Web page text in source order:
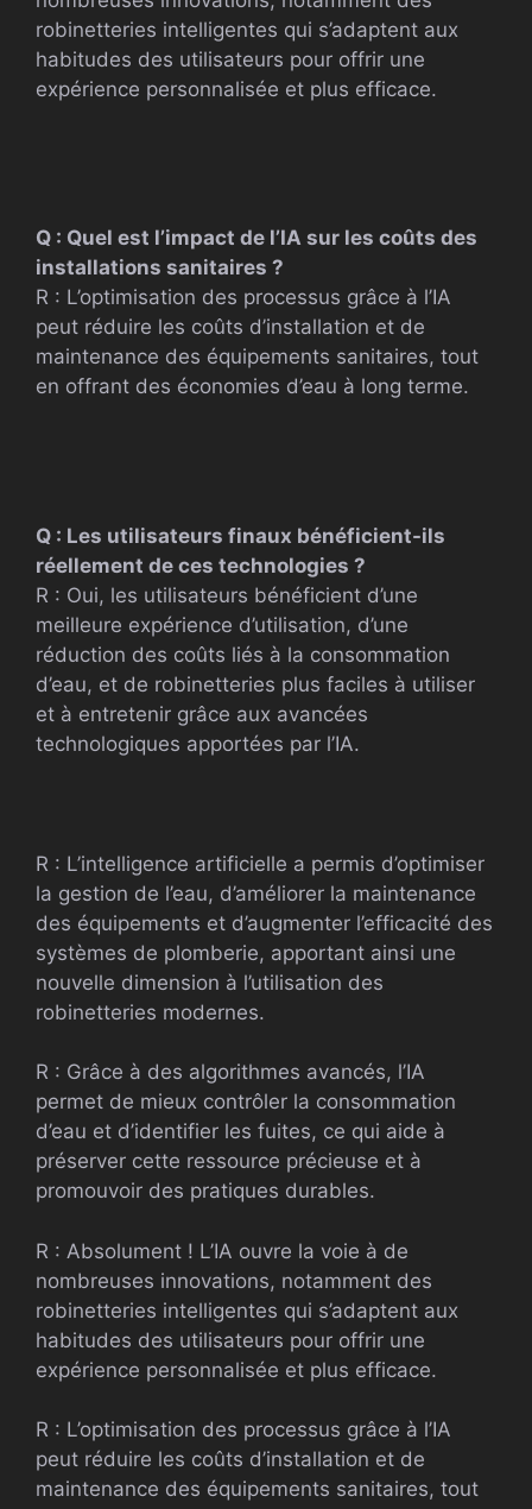
robinetteries intelligentes qui s’adaptent aux
habitudes des utilisateurs pour offrir une
expérience personnalisée et plus efficace.
Q : Quel est l’impact de l’IA sur les coûts des
installations sanitaires ?
R : L’optimisation des processus grâce à l’IA
peut réduire les coûts d’installation et de
maintenance des équipements sanitaires, tout
en offrant des économies d’eau à long terme.
Q : Les utilisateurs finaux bénéficient-ils
réellement de ces technologies ?
R : Oui, les utilisateurs bénéficient d’une
meilleure expérience d’utilisation, d’une
réduction des coûts liés à la consommation
d’eau, et de robinetteries plus faciles à utiliser
et à entretenir grâce aux avancées
technologiques apportées par l’IA.
R : L’intelligence artificielle a permis d’optimiser
la gestion de l’eau, d’améliorer la maintenance
des équipements et d’augmenter l’efficacité des
systèmes de plomberie, apportant ainsi une
nouvelle dimension à l’utilisation des
robinetteries modernes.
R : Grâce à des algorithmes avancés, l’IA
permet de mieux contrôler la consommation
d’eau et d’identifier les fuites, ce qui aide à
préserver cette ressource précieuse et à
promouvoir des pratiques durables.
R : Absolument ! L’IA ouvre la voie à de
nombreuses innovations, notamment des
robinetteries intelligentes qui s’adaptent aux
habitudes des utilisateurs pour offrir une
expérience personnalisée et plus efficace.
R : L’optimisation des processus grâce à l’IA
peut réduire les coûts d’installation et de
maintenance des équipements sanitaires, tout